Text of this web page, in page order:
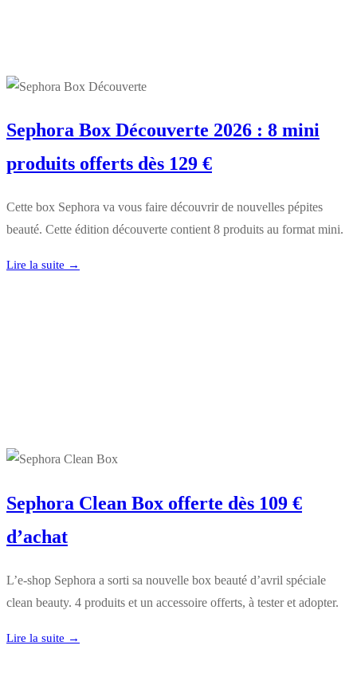
Sephora Box Découverte 2026 : 8 mini
produits offerts dès 129 €
Cette box Sephora va vous faire découvrir de nouvelles pépites
beauté. Cette édition découverte contient 8 produits au format mini.
Lire la suite →
Sephora Clean Box offerte dès 109 €
d’achat
L’e-shop Sephora a sorti sa nouvelle box beauté d’avril spéciale
clean beauty. 4 produits et un accessoire offerts, à tester et adopter.
Lire la suite →